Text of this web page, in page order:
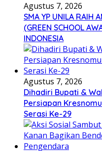
Agustus 7, 2026
SMA YP UNILA RAIH
(GREEN SCHOOL
INDONESIA
Agustus 7, 2026
Dihadiri Bupati &
Persiapan
Serasi Ke-29